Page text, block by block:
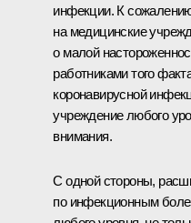
инфекции. К
на медицинские
о малой
работниками того
коронавирусной
учреждение любого
внимания.
С одной стороны,
по инфекционным